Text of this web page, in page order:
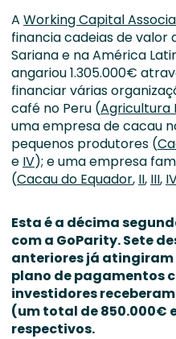
A Working Capital
financia cadeias de valor
Sariana e na América
angariou 1.305.000€
financiar várias
café no Peru (Agricultura
uma empresa de cacau
pequenos produtores (
e IV); e uma empresa
(Cacau do Equador, II, III,
Esta é a décima
com a GoParity. Sete
anteriores já
plano de pagamentos
investidores
(umtotal de 850.000€
respectivos.